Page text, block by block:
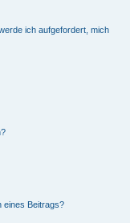
ich aufgefordert, mich
eines Beitrags?